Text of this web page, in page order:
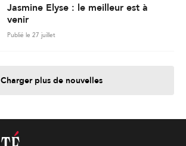
Jasmine Elyse : le meilleur est à
venir
Publié le 27 juillet
Charger plus de nouvelles